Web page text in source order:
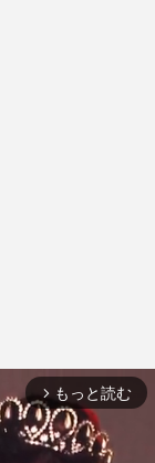
arrow_forward_ios もっと読む